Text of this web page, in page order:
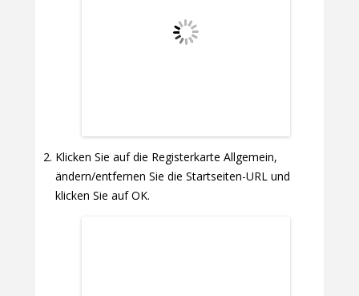
Klicken Sie auf die Registerkarte Allgemein,
ändern/entfernen Sie die Startseiten-URL und
klicken Sie auf OK.